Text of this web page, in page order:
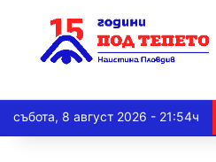
събота, 8 август 2026 - 21:54ч